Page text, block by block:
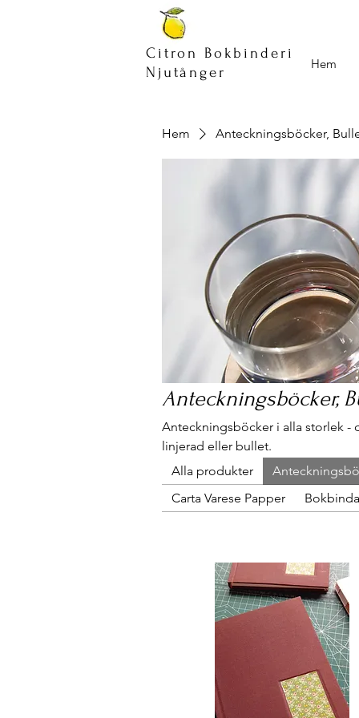
Citron Bokbinderi
Njutånger
Hem
Hem Anteckningsböcker,
Anteckningsböcker,
Anteckningsböcker i alla storlek -
linjerad eller bullet.
Alla produkter
Carta Varese Papper